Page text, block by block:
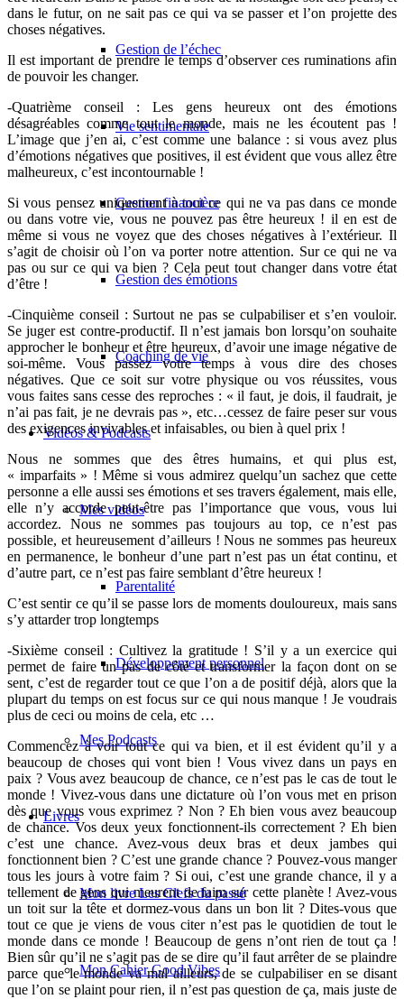
Gestion de l’échec
Vie sentimentale
Gestion financière
Gestion des émotions
Coaching de vie
Vidéos & Podcasts
Mes vidéos
Parentalité
Développement personnel
Mes Podcasts
Livres
Mon livre Les Clefs du passé
Mon Cahier Good Vibes
dans le futur, on ne sait pas ce qui va se passer et l’on projette des
choses négatives.
Il est important de prendre le temps d’observer ces ruminations afin
de pouvoir les changer.
-Quatrième conseil : Les gens heureux ont des émotions
désagréables comme tout le monde, mais ne les écoutent pas !
L’image que j’en ai, c’est comme une balance : si vous avez plus
d’émotions négatives que positives, il est évident que vous allez être
malheureux, c’est incontournable !
Si vous pensez uniquement à tout ce qui ne va pas dans ce monde
ou dans votre vie, vous ne pouvez pas être heureux ! il en est de
même si vous ne voyez que des choses négatives à l’extérieur. Il
s’agit de choisir où l’on va porter notre attention. Sur ce qui ne va
pas ou sur ce qui va bien ? Cela peut tout changer dans votre état
d’être !
-Cinquième conseil : Surtout ne pas se culpabiliser et s’en vouloir.
Se juger est contre-productif. Il n’est jamais bon lorsqu’on souhaite
approcher le bonheur et être heureux, d’avoir une image négative de
soi-même. Vous passez votre temps à vous dire des choses
négatives. Que ce soit sur votre physique ou vos réussites, vous
vous faites sans cesse des reproches : « il faut, je dois, il faudrait, je
n’ai pas fait, je ne devrais pas », etc…cessez de faire peser sur vous
des exigences invivables et infaisables, ou bien à quel prix !
Nous ne sommes que des êtres humains, et qui plus est,
« imparfaits » ! Même si vous admirez quelqu’un sachez que cette
personne a elle aussi ses émotions et ses travers également, mais elle,
elle n’y accorde peut-être pas l’importance que vous, vous lui
accordez. Nous ne sommes pas toujours au top, ce n’est pas
possible, et heureusement d’ailleurs ! Nous ne sommes pas heureux
en permanence, le bonheur d’une part n’est pas un état continu, et
d’autre part, ce n’est pas faire semblant d’être heureux !
C’est sentir ce qu’il se passe lors de moments douloureux, mais sans
s’y attarder trop longtemps
-Sixième conseil : Cultivez la gratitude ! S’il y a un exercice qui
permet de faire un pas de côté et transformer la façon dont on se
sent, c’est de regarder tout ce que l’on a de positif déjà, alors que la
plupart du temps on est focus sur ce qui nous manque ! Je voudrais
plus de ceci ou moins de cela, etc …
Commencez à voir tout ce qui va bien, et il est évident qu’il y a
beaucoup de choses qui vont bien ! Vous vivez dans un pays en
paix ? Vous avez beaucoup de chance, ce n’est pas le cas de tout le
monde ! Vivez-vous dans une dictature où l’on vous met en prison
dès que vous vous exprimez ? Non ? Eh bien vous avez beaucoup
de chance. Vos deux yeux fonctionnent-ils correctement ? Eh bien
c’est une chance. Avez-vous deux bras et deux jambes qui
fonctionnent bien ? C’est une grande chance ? Pouvez-vous manger
tous les jours à votre faim ? Si oui, c’est une grande chance, il y a
tellement de gens qui meurent de faim sur cette planète ! Avez-vous
un toit sur la tête et dormez-vous dans un bon lit ? Dites-vous que
tout ce que je viens de vous citer n’est pas le quotidien de tout le
monde dans ce monde ! Beaucoup de gens n’ont rien de tout ça !
Bien sûr qu’il ne s’agit pas de se dire qu’il faut arrêter de se plaindre
parce que le monde va mal ailleurs, de se culpabiliser en se disant
que l’on se plaint pour rien, il n’est pas question de ça, mais juste de